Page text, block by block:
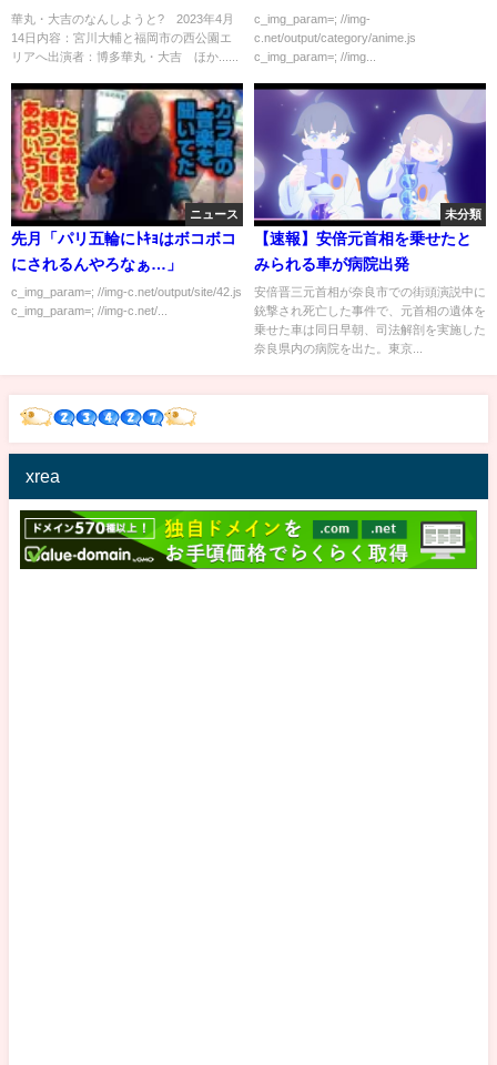
へ 4月14日
華丸・大吉のなんしようと? 2023年4月
14日内容：宮川大輔と福岡市の西公園エ
リアへ出演者：博多華丸・大吉 ほか......
c_img_param=; //img-
c.net/output/category/anime.js
c_img_param=; //img...
ニュース
先月「パリ五輪にﾄｷｮはボコボコ
にされるんやろなぁ…」
c_img_param=; //img-c.net/output/site/42.js
c_img_param=; //img-c.net/...
未分類
【速報】安倍元首相を乗せたと
みられる車が病院出発
安倍晋三元首相が奈良市での街頭演説中に
銃撃され死亡した事件で、元首相の遺体を
乗せた車は同日早朝、司法解剖を実施した
奈良県内の病院を出た。東京...
xrea